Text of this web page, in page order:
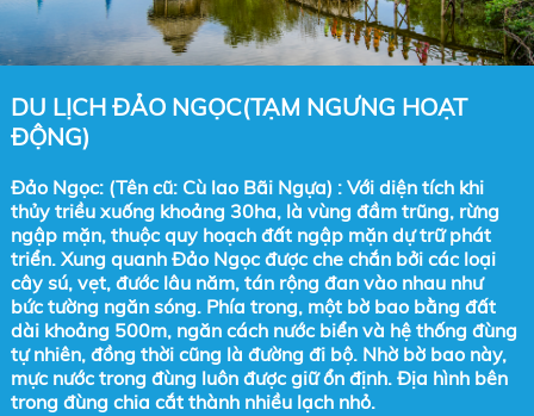
DU LỊCH ĐẢO NGỌC(TẠM NGƯNG HOẠT
ĐỘNG)
Đảo Ngọc: (Tên cũ: Cù lao Bãi Ngựa) : Với diện tích khi
thủy triều xuống khoảng 30ha, là vùng đầm trũng, rừng
ngập mặn, thuộc quy hoạch đất ngập mặn dự trữ phát
triển. Xung quanh Đảo Ngọc được che chắn bởi các loại
cây sú, vẹt, đước lâu năm, tán rộng đan vào nhau như
bức tường ngăn sóng. Phía trong, một bờ bao bằng đất
dài khoảng 500m, ngăn cách nước biển và hệ thống đùng
tự nhiên, đồng thời cũng là đường đi bộ. Nhờ bờ bao này,
mực nước trong đùng luôn được giữ ổn định. Địa hình bên
trong đùng chia cắt thành nhiều lạch nhỏ.